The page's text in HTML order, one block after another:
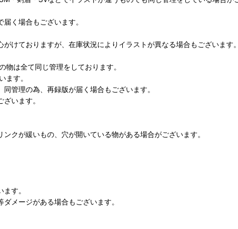
く場合もございます。
けておりますが、在庫状況によりイラストが異なる場合もございます
は全て同じ管理をしております。
ます。
管理の為、再録版が届く場合もございます。
います。
クが緩いもの、穴が開いている物がある場合がございます。
す。
メージがある場合もございます。